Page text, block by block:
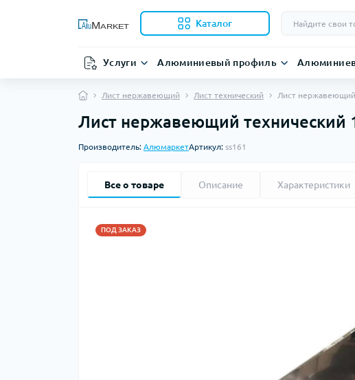
Каталог
Услуги Алюминиевый профиль
Лист нержавеющий Лист технический Лист нержавеющий
Лист нержавеющий технический
Производитель: АлюмаркетАртикул: ss161
Все о товаре Описание Характеристики
ПОД ЗАКАЗ